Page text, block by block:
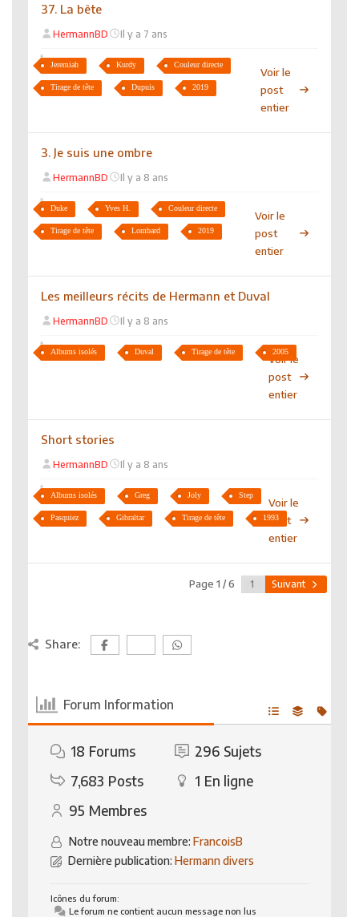
37. La bête
HermannBD Il y a 7 ans
Jeremiah Kurdy Couleur directe
Tirage de tête Dupuis 2019
Voir le
post
entier
3. Je suis une ombre
HermannBD Il y a 8 ans
Duke Yves H. Couleur directe
Tirage de tête Lombard 2019
Voir le
post
entier
Les meilleurs récits de Hermann et Duval
HermannBD Il y a 8 ans
Albums isolés Duval Tirage de tête 2005
Voir le
post
entier
Short stories
HermannBD Il y a 8 ans
Albums isolés Greg Joly Step
Pasquiez Gibraltar Tirage de tête 1993
Voir le
post
entier
Page 1 / 6 Suivant
Share:
Forum Information
18 Forums 296 Sujets
7,683 Posts 1 En ligne
95 Membres
Notre nouveau membre: FrancoisB
Dernière publication: Hermann divers
Icônes du forum:
Le forum ne contient aucun message non lus